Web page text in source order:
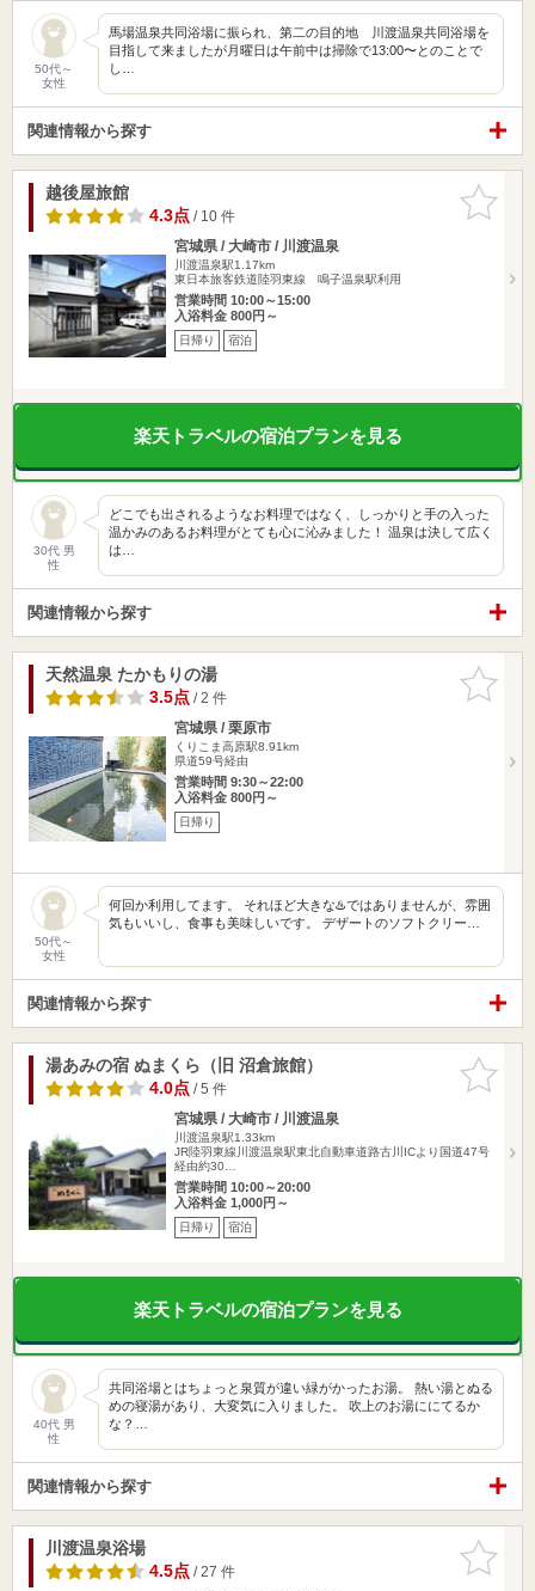
50代～
女性
馬場温泉共同浴場に振られ、第二の目的地 川渡温泉共同浴場を
目指して来ましたが月曜日は午前中は掃除で13:00〜とのことで
し…
関連情報から探す
お気に入
りに追加
越後屋旅館
4.3点/ 10 件
宮城県 / 大崎市 / 川渡温泉
川渡温泉駅1.17km
東日本旅客鉄道陸羽東線 鳴子温泉駅利用
営業時間 10:00～15:00
入浴料金 800円～
日帰り 宿泊
楽天トラベルの宿泊プランを見る
30代 男
性
どこでも出されるようなお料理ではなく、しっかりと手の入った
温かみのあるお料理がとても心に沁みました！ 温泉は決して広く
は…
関連情報から探す
お気に入
りに追加
天然温泉 たかもりの湯
3.5点/ 2 件
宮城県 / 栗原市
くりこま高原駅8.91km
県道59号経由
営業時間 9:30～22:00
入浴料金 800円～
日帰り
50代～
女性
何回か利用してます。 それほど大きな♨️ではありませんが、雰囲
気もいいし、食事も美味しいです。 デザートのソフトクリー…
関連情報から探す
お気に入
りに追加
湯あみの宿 ぬまくら（旧 沼倉旅館）
4.0点/ 5 件
宮城県 / 大崎市 / 川渡温泉
川渡温泉駅1.33km
JR陸羽東線川渡温泉駅東北自動車道路古川ICより国道47号
経由約30…
営業時間 10:00～20:00
入浴料金 1,000円～
日帰り 宿泊
楽天トラベルの宿泊プランを見る
40代 男
性
共同浴場とはちょっと泉質が違い緑がかったお湯。 熱い湯とぬる
めの寝湯があり、大変気に入りました。 吹上のお湯ににてるか
な？…
関連情報から探す
お気に入
りに追加
川渡温泉浴場
4.5点/ 27 件